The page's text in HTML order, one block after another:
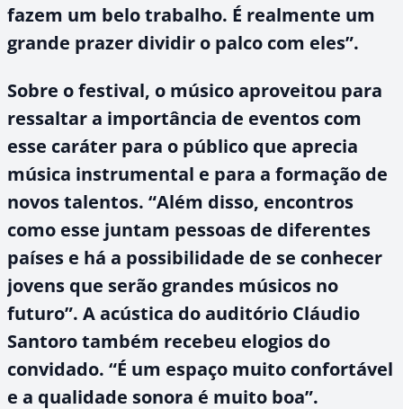
fazem um belo trabalho. É realmente um
grande prazer dividir o palco com eles”.
Sobre o festival, o músico aproveitou para
ressaltar a importância de eventos com
esse caráter para o público que aprecia
música instrumental e para a formação de
novos talentos. “Além disso, encontros
como esse juntam pessoas de diferentes
países e há a possibilidade de se conhecer
jovens que serão grandes músicos no
futuro”. A acústica do auditório Cláudio
Santoro também recebeu elogios do
convidado. “É um espaço muito confortável
e a qualidade sonora é muito boa”.